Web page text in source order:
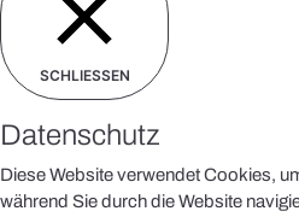
SCHLIESSEN
Datenschutz
Diese Website verwendet Cookies,
während Sie durch die Website